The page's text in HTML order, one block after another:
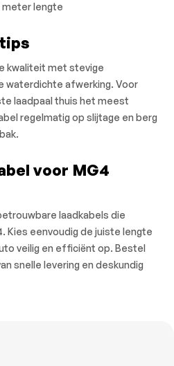
meter lengte
kwaliteit met stevige
waterdichte afwerking. Voor
laadpaal thuis het meest
regelmatig op slijtage en berg
voor MG4
laadkabels die
Kies eenvoudig de juiste lengte
veilig en efficiënt op. Bestel
snelle levering en deskundig